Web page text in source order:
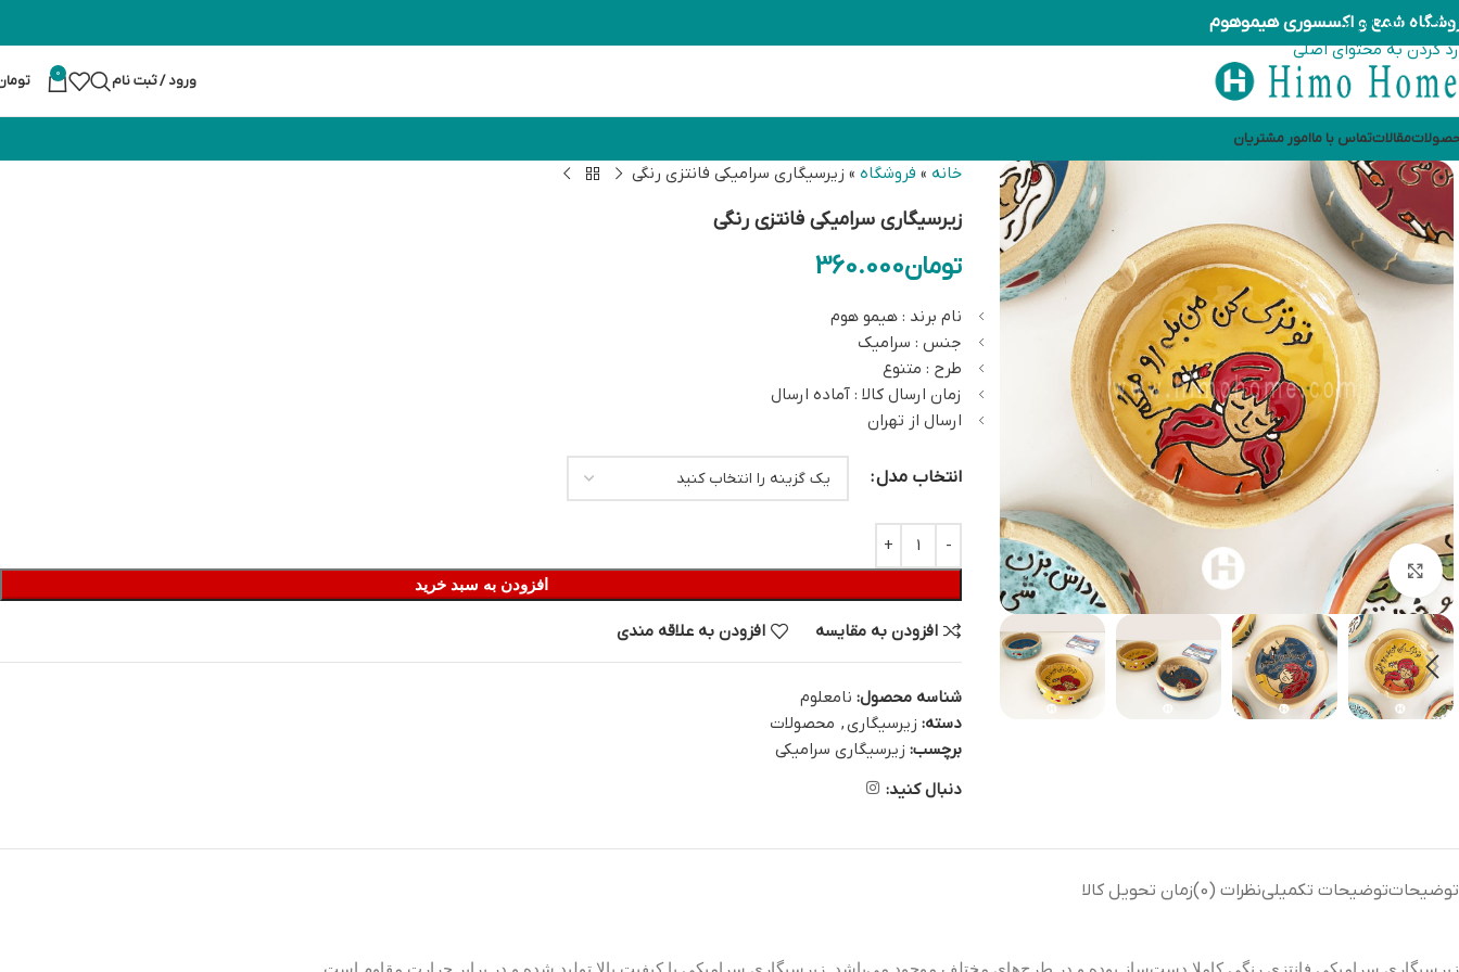
رد کردن به ناوبری
رد کردن به محتوای اصلی
شمع و اکسسوری هیموهوم
ورود / ثبت نام 0
مقالاتتماس با ماامور مشتریان
بزرگنمایی تصویر
خانه » فروشگاه » زیرسیگاری سرامیکی فانتزی رنگی
زیرسیگاری سرامیکی فانتزی رنگی
تومان360.000
نام برند : هیمو هوم
جنس : سرامیک
طرح : متنوع
زمان ارسال کالا : آماده ارسال
ارسال از تهران
انتخاب مدل
افزودن به سبد خرید
افزودن به مقایسه افزودن به علاقه مندی
شناسه محصول: نامعلوم
دسته: زیرسیگاری, محصولات
برچسب: زیرسیگاری سرامیکی
دنبال کنید:
توضیحاتتوضیحات تکمیلینظرات (0) زمان تحویل کالا